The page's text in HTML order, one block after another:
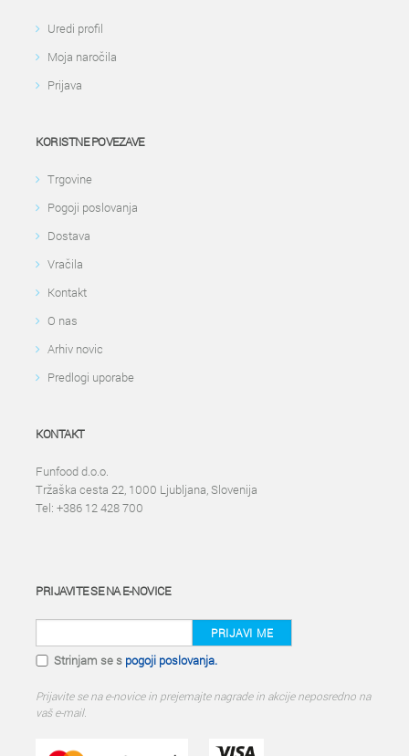
Uredi profil
Moja naročila
Prijava
KORISTNE POVEZAVE
Trgovine
Pogoji poslovanja
Dostava
Vračila
Kontakt
O nas
Arhiv novic
Predlogi uporabe
KONTAKT
Funfood d.o.o.
Tržaška cesta 22, 1000 Ljubljana, Slovenija
Tel: +386 12 428 700
PRIJAVITE SE NA E-NOVICE
PRIJAVI ME
Strinjam se s pogoji poslovanja.
Prijavite se na e-novice in prejemajte nagrade in akcije neposredno na
vaš e-mail.